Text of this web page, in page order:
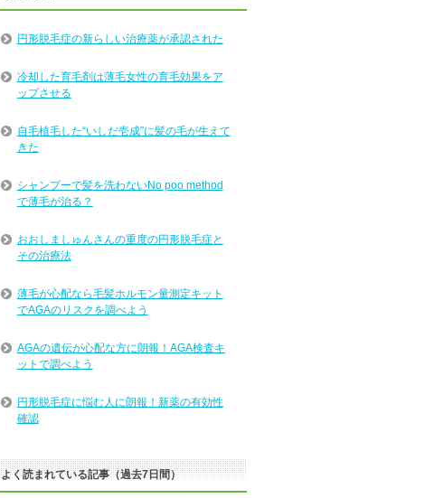
円形脱毛症の新らしい治療薬が承認された
冷却した育毛剤は薄毛女性の育毛効果をア
ップさせる
自毛植毛した“いしだ壱成”に髪の毛が生えて
きた
シャンプーで髪を洗わないNo poo method
で薄毛が治る？
おおしましゅんさんの重度の円形脱毛症と
その治療法
薄毛が心配なら毛髪ホルモン量測定キット
でAGAのリスクを調べよう
AGAの遺伝が心配な方に朗報！AGA検査キ
ットで調べよう
円形脱毛症に悩む人に朗報！新薬の有効性
確認
よく読まれている記事（過去7日間）